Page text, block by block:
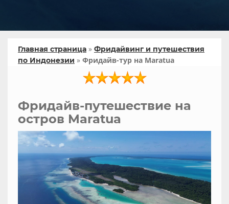
Главная страница » Фридайвинг и путешествия
по Индонезии » Фридайв-тур на Maratua
Фридайв-путешествие на
остров Maratua